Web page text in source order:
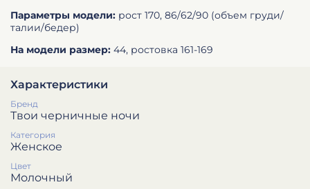
Параметры модели: рост 170, 86/62/90 (объем груди/
талии/бедер)
На модели размер: 44, ростовка 161-169
Характеристики
Бренд
Твои черничные ночи
Категория
Женское
Цвет
Молочный